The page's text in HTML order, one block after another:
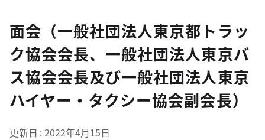
面会（一般社団法人東京都トラッ
ク協会会長、一般社団法人東京バ
ス協会会長及び一般社団法人東京
ハイヤー・タクシー協会副会長）
更新日 2022年4月15日